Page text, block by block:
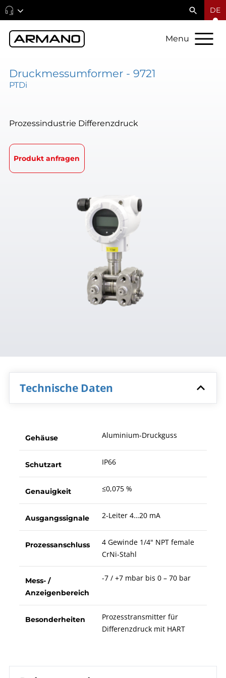
DE
Menu
Druckmessumformer - 9721
PTDi
Prozessindustrie Differenzdruck
Produkt anfragen
Technische Daten
Gehäuse Aluminium-Druckguss
Schutzart IP66
Genauigkeit ≤0,075 %
Ausgangssignale 2-Leiter 4…20 mA
Prozessanschluss
4 Gewinde 1/4" NPT female
CrNi-Stahl
Mess- /
Anzeigenbereich
-7 / +7 mbar bis 0 – 70 bar
Besonderheiten
Prozesstransmitter für
Differenzdruck mit HART